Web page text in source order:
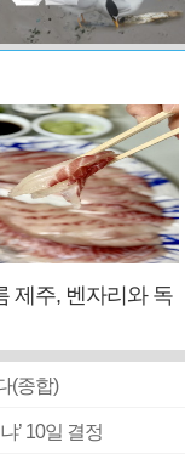
제주, 벤자리와 독
(종합)
’ 10일 결정